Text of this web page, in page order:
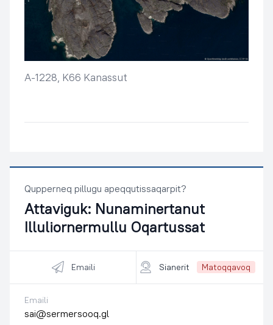
A-1228, K66 Kanassut
Qupperneq pillugu apeqqutissaqarpit?
Attaviguk: Nunaminertanut
Illuliornermullu Oqartussat
Emaili Sianerit Matoqqavoq
Emaili
sai@sermersooq.gl